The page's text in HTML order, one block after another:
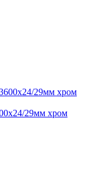
29мм хром